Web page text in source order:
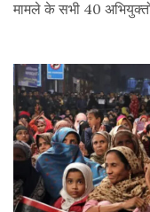
मामले के सभी 40